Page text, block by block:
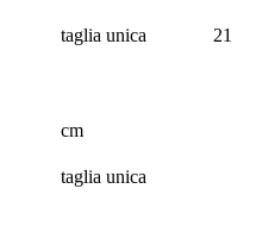
taglia unica 21
cm
taglia unica